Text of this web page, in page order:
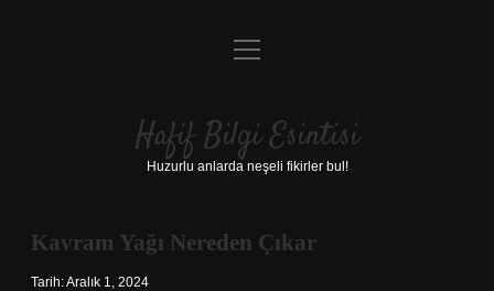
Anasayfa
Yasal Uyarı
menüyü
Hafif Bilgi Esintisi
Huzurlu anlarda neşeli fikirler bul!
Kavram Yağı Nereden Çıkar
Tarih: Aralık 1, 2024